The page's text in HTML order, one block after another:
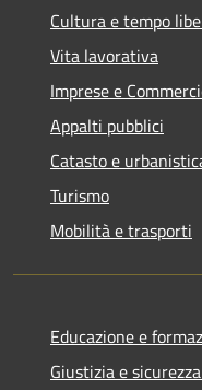
Cultura e tempo
Vita lavorativa
Imprese e
Appalti pubblici
Catasto e
Turismo
Mobilità e trasporti
Educazione e
Giustizia e